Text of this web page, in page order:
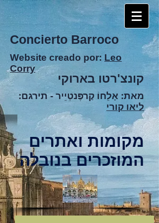
Concierto Barroco
Website creado por: Leo
Corry
קונצ'רטו בארוקי
מאת: אָלֵחוֹ קַרפֶּנטְיֵיר -תירגם:
ליאו קורי
מקומות ואתרים
המוזכרים בנובלה